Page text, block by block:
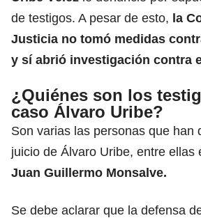
de testigos. A pesar de esto, la
Justicia no tomó medidas
y sí abrió investigación contra
¿Quiénes son los
caso Álvaro Uribe?
Son varias las personas que han
juicio de Álvaro Uribe, entre ellas
Juan Guillermo Monsalve.
Se debe aclarar que la defensa